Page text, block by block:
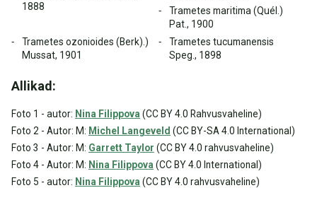
1888
Trametes maritima (Quél.)
Pat., 1900
Trametes ozonioides (Berk).)
Mussat, 1901
Trametes tucumanensis
Speg., 1898
Allikad:
Foto 1 - autor: Nina Filippova (CC BY 4.0 Rahvusvaheline)
Foto 2 - Autor: M: Michel Langeveld (CC BY-SA 4.0 International)
Foto 3 - Autor: M: Garrett Taylor (CC BY 4.0 rahvusvaheline)
Foto 4 - Autor: M: Nina Filippova (CC BY 4.0 International)
Foto 5 - autor: Nina Filippova (CC BY 4.0 rahvusvaheline)